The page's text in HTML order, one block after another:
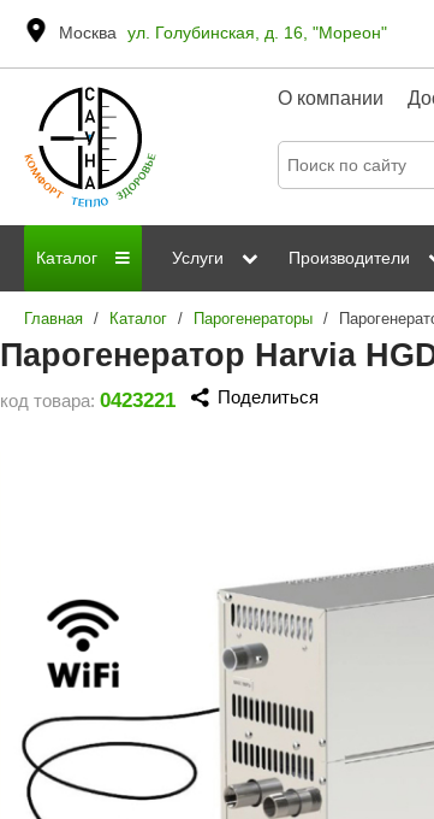
Москва ул. Голубинская, д. 16, "Мореон"
О компании
Каталог
Дровяные печи
Электрические печи
Двери для сауны
Аксессуары
Комплектующие и запчасти
Гималайская соль
Услуги
ИК сауны
Производители
Grandis
Spitzner
Mondex
Black Banya
MORZH
TechHolland
Главная / Каталог / Парогенераторы /
Парогенератор Harvia
код товара: 0423221 Поделиться